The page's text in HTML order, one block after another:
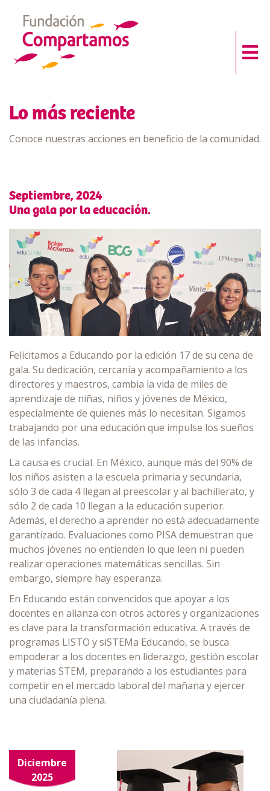
Lo más reciente
Conoce nuestras acciones en beneficio de la comunidad.
Septiembre, 2024
Una gala por la educación.
Felicitamos a Educando por la edición 17 de su cena de
gala. Su dedicación, cercanía y acompañamiento a los
directores y maestros, cambia la vida de miles de
aprendizaje de niñas, niños y jóvenes de México,
especialmente de quienes más lo necesitan. Sigamos
trabajando por una educación que impulse los sueños
de las infancias.
La causa es crucial. En México, aunque más del 90% de
los niños asisten a la escuela primaria y secundaria,
sólo 3 de cada 4 llegan al preescolar y al bachillerato, y
sólo 2 de cada 10 llegan a la educación superior.
Además, el derecho a aprender no está adecuadamente
garantizado. Evaluaciones como PISA demuestran que
muchos jóvenes no entienden lo que leen ni pueden
realizar operaciones matemáticas sencillas. Sin
embargo, siempre hay esperanza.
En Educando están convencidos que apoyar a los
docentes en alianza con otros actores y organizaciones
es clave para la transformación educativa. A través de
programas LISTO y siSTEMa Educando, se busca
empoderar a los docentes en liderazgo, gestión escolar
y materias STEM, preparando a los estudiantes para
competir en el mercado laboral del mañana y ejercer
una ciudadanía plena.
Diciembre
2025